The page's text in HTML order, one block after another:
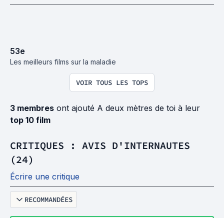
53e
Les meilleurs films sur la maladie
VOIR TOUS LES TOPS
3 membres ont ajouté A deux mètres de toi à leur
top 10 film
CRITIQUES : AVIS D'INTERNAUTES
(24)
Écrire une critique
RECOMMANDÉES